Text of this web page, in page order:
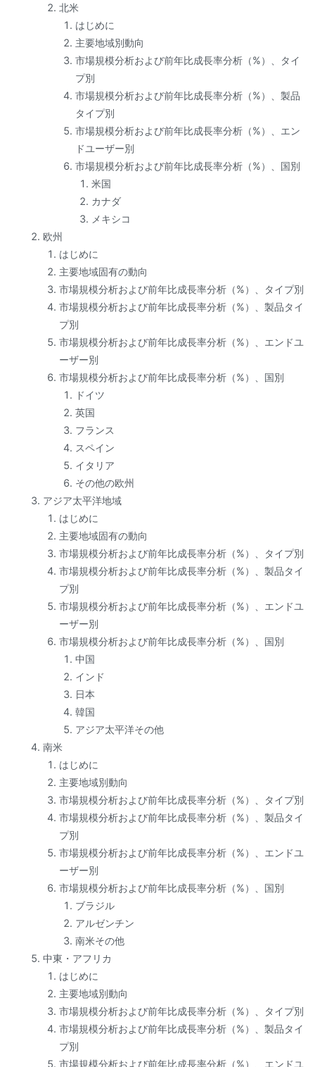
北米
はじめに
主要地域別動向
市場規模分析および前年比成長率分析（%）、タイ
プ別
市場規模分析および前年比成長率分析（%）、製品
タイプ別
市場規模分析および前年比成長率分析（%）、エン
ドユーザー別
市場規模分析および前年比成長率分析（%）、国別
米国
カナダ
メキシコ
欧州
はじめに
主要地域固有の動向
市場規模分析および前年比成長率分析（%）、タイプ別
市場規模分析および前年比成長率分析（%）、製品タイ
プ別
市場規模分析および前年比成長率分析（%）、エンドユ
ーザー別
市場規模分析および前年比成長率分析（%）、国別
ドイツ
英国
フランス
スペイン
イタリア
その他の欧州
アジア太平洋地域
はじめに
主要地域固有の動向
市場規模分析および前年比成長率分析（%）、タイプ別
市場規模分析および前年比成長率分析（%）、製品タイ
プ別
市場規模分析および前年比成長率分析（%）、エンドユ
ーザー別
市場規模分析および前年比成長率分析（%）、国別
中国
インド
日本
韓国
アジア太平洋その他
南米
はじめに
主要地域別動向
市場規模分析および前年比成長率分析（%）、タイプ別
市場規模分析および前年比成長率分析（%）、製品タイ
プ別
市場規模分析および前年比成長率分析（%）、エンドユ
ーザー別
市場規模分析および前年比成長率分析（%）、国別
ブラジル
アルゼンチン
南米その他
中東・アフリカ
はじめに
主要地域別動向
市場規模分析および前年比成長率分析（%）、タイプ別
市場規模分析および前年比成長率分析（%）、製品タイ
プ別
市場規模分析および前年比成長率分析（%）、エンドユ